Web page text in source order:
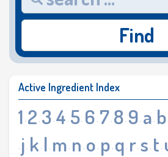
Find
Active Ingredient Index
1· 2· 3·4· 5· 6· 7· 8· 9· a· b
· j· k· l· m· n · o· p· q· r·s· t·